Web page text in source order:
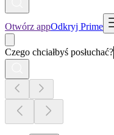
Otwórz appOdkryj Prime
Czego chciałbyś posłuchać?